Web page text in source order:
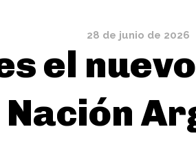
28 de junio de 2026
el
Nación